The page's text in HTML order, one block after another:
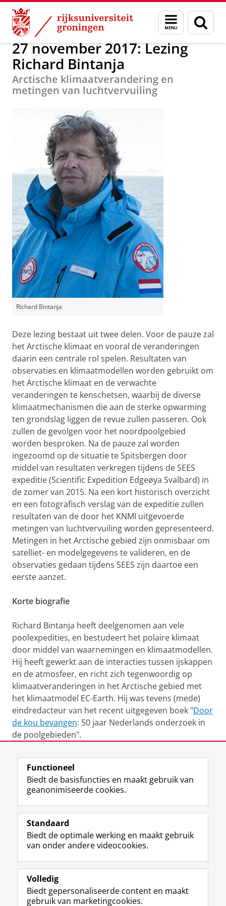
Skip
Content
Skip
Navigation
Menu
en
zoeken
Onderzoek Activiteiten overzicht
27 november 2017: Lezing
Richard Bintanja
Arctische klimaatverandering en
metingen van luchtvervuiling
Richard Bintanja
Deze lezing bestaat uit twee delen. Voor de pauze zal
het Arctische klimaat en vooral de veranderingen
daarin een centrale rol spelen. Resultaten van
observaties en klimaatmodellen worden gebruikt om
het Arctische klimaat en de verwachte
veranderingen te kenschetsen, waarbij de diverse
klimaatmechanismen die aan de sterke opwarming
ten grondslag liggen de revue zullen passeren. Ook
zullen de gevolgen voor het noordpoolgebied
worden besproken. Na de pauze zal worden
ingezoomd op de situatie te Spitsbergen door
middel van resultaten verkregen tijdens de SEES
expeditie (Scientific Expedition Edgeøya Svalbard) in
de zomer van 2015. Na een kort historisch overzicht
en een fotografisch verslag van de expeditie zullen
resultaten van de door het KNMI uitgevoerde
metingen van luchtvervuiling worden gepresenteerd.
Metingen in het Arctische gebied zijn onmisbaar om
satelliet- en modelgegevens te valideren, en de
observaties gedaan tijdens SEES zijn daartoe een
eerste aanzet.
Korte biografie
Richard Bintanja heeft deelgenomen aan vele
poolexpedities, en bestudeert het polaire klimaat
door middel van waarnemingen en klimaatmodellen.
Hij heeft gewerkt aan de interacties tussen ijskappen
en de atmosfeer, en richt zich tegenwoordig op
klimaatveranderingen in het Arctische gebied met
het klimaatmodel EC-Earth. Hij was tevens (mede)
eindredacteur van het recent uitgegeven boek "Door
de kou bevangen: 50 jaar Nederlands onderzoek in
de poolgebieden".
Laatst gewijzigd: 26 februari 2019 11:40
Volg de RUG
F
a
e
b
o
p
a
L
i
k
e
I
-
p
R
S
-
f
e
R
I
n
t
r
m
Y
o
T
e
k
Studiekiezers
Alumni
Over ons
Functioneel
Biedt de basisfuncties en maakt gebruik van
geanonimiseerde cookies.
Standaard
Biedt de optimale werking en maakt gebruik
van onder andere videocookies.
Volledig
Biedt gepersonaliseerde content en maakt
gebruik van marketingcookies.